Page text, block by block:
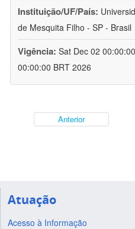
Instituição/UF/País:
de Mesquita Filho - SP - Brasil
Vigência: Sat Dec 02
00:00:00 BRT 2026
Anterior
Atuação
Acesso à Informação